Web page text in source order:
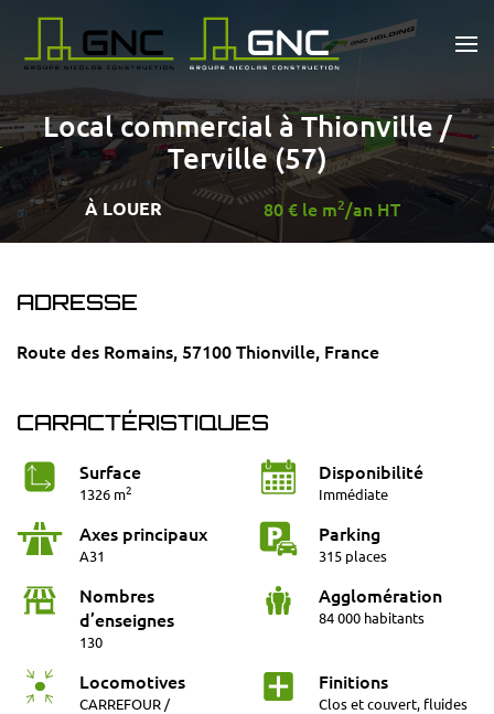
Passer au contenu principal
Local commercial à Thionville /
Terville (57)
À LOUER 80 € le m2/an HT
ADRESSE
Route des Romains, 57100 Thionville, France
CARACTÉRISTIQUES
Surface
1326 m2
Disponibilité
Immédiate
Axes principaux
A31
Parking
315 places
Nombres
d’enseignes
130
Agglomération
84 000 habitants
Locomotives
CARREFOUR /
Finitions
Clos et couvert, fluides